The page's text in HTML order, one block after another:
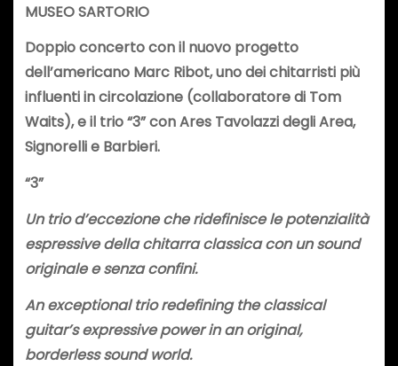
MUSEO SARTORIO
Doppio concerto con il nuovo progetto
dell’americano Marc Ribot, uno dei chitarristi più
influenti in circolazione (collaboratore di Tom
Waits), e il trio “3” con Ares Tavolazzi degli Area,
Signorelli e Barbieri.
“3”
Un trio d’eccezione che ridefinisce le potenzialità
espressive della chitarra classica con un sound
originale e senza confini.
An exceptional trio redefining the classical
guitar’s expressive power in an original,
borderless sound world.